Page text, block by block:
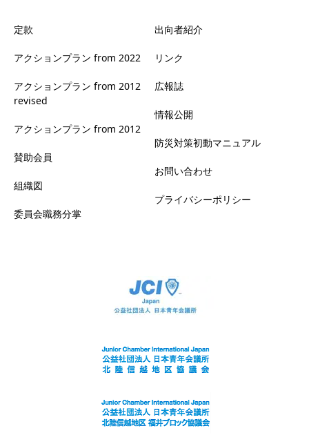
定款
アクションプラン from 2022
アクションプラン from 2012
revised
アクションプラン from 2012
賛助会員
組織図
委員会職務分掌
出向者紹介
リンク
広報誌
情報公開
防災対策初動マニュアル
お問い合わせ
プライバシーポリシー